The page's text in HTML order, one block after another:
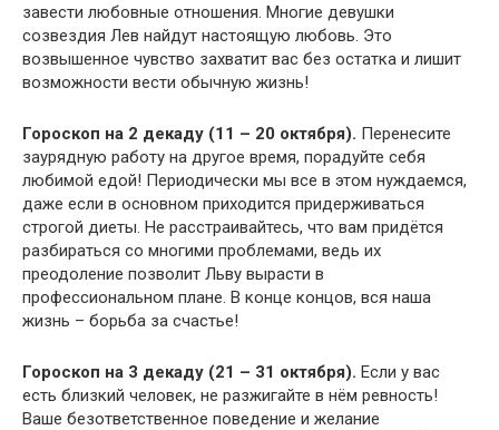
завести любовные отношения. Многие девушки
созвездия Лев найдут настоящую любовь. Это
возвышенное чувство захватит вас без остатка и лишит
возможности вести обычную жизнь!
Гороскоп на 2 декаду (11 – 20 октября). Перенесите
заурядную работу на другое время, порадуйте себя
любимой едой! Периодически мы все в этом нуждаемся,
даже если в основном приходится придерживаться
строгой диеты. Не расстраивайтесь, что вам придётся
разбираться со многими проблемами, ведь их
преодоление позволит Льву вырасти в
профессиональном плане. В конце концов, вся наша
жизнь – борьба за счастье!
Гороскоп на 3 декаду (21 – 31 октября). Если у вас
есть близкий человек, не разжигайте в нём ревность!
Ваше безответственное поведение и желание